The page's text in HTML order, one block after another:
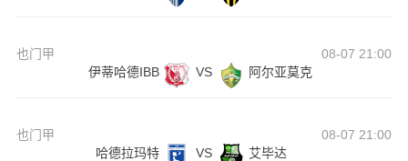
也门甲
08-07 21:00
伊蒂哈德IBB
VS 阿尔亚莫克
也门甲
08-07 21:00
哈德拉玛特
VS 艾毕达